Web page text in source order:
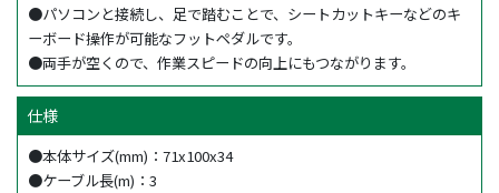
●パソコンと接続し、足で踏むことで、シートカットキーなどのキ
ーボード操作が可能なフットペダルです。
●両手が空くので、作業スピードの向上にもつながります。
仕様
●本体サイズ(mm)：71x100x34
●ケーブル長(m)：3